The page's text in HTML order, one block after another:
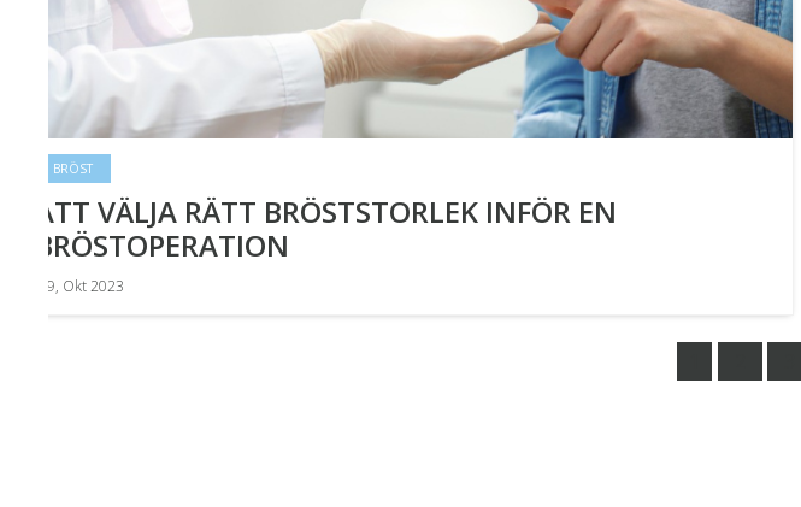
BRÖST
ATT VÄLJA RÄTT BRÖSTSTORLEK INFÖR EN
BRÖSTOPERATION
09, Okt 2023